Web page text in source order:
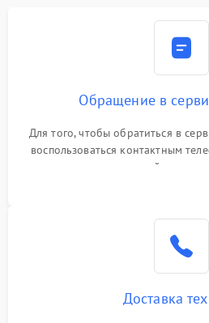
Обращение в
Для того, чтобы обратиться в
воспользоваться контактным
или оставить свой номер
Доставка